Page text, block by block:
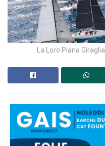
La Loro Piana